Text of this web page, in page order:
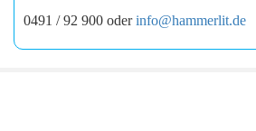
0491 / 92 900 oderinfo@hammerlit.de